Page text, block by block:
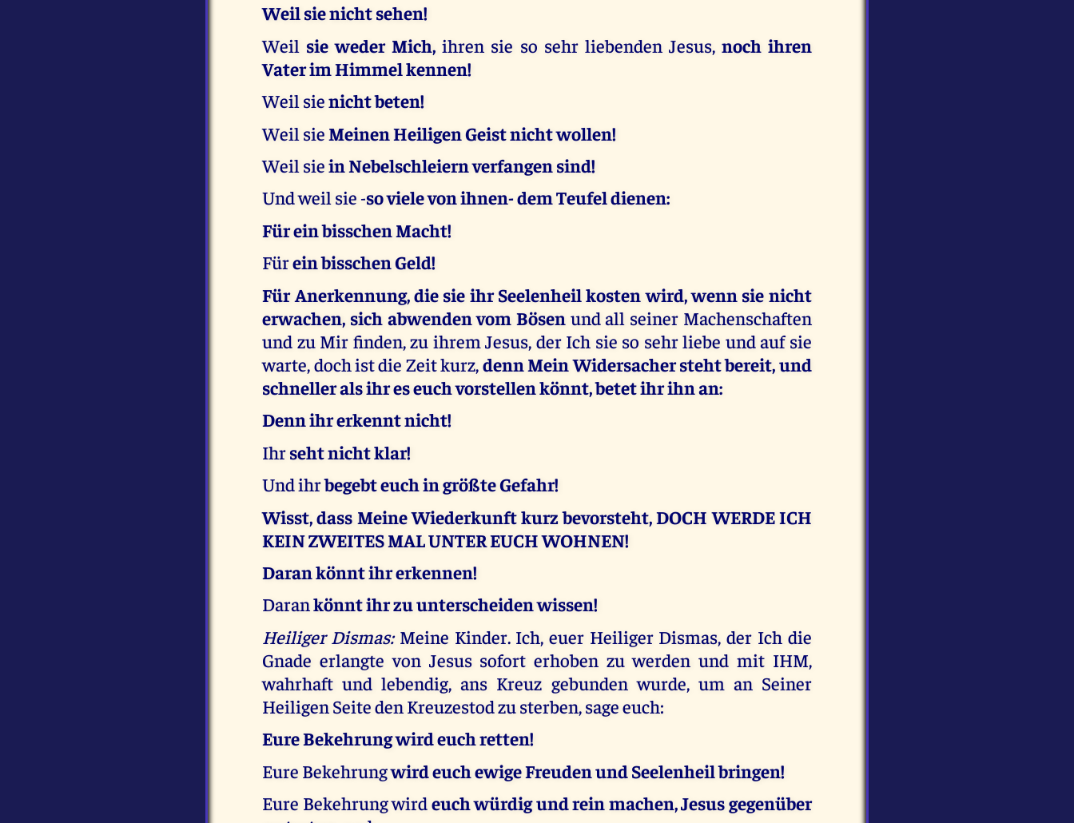
Weil sie nicht sehen!
Weil sie weder Mich,ihren sie so sehr liebenden Jesus, noch ihren
Vater im Himmel kennen!
Weil sienicht beten!
Weil sie Meinen Heiligen Geist nicht wollen!
Weil siein Nebelschleiern verfangen sind!
Und weil sie -so viele von ihnen- dem Teufel dienen:
Für ein bisschen Macht!
Fürein bisschen Geld!
Für Anerkennung, die sie ihr Seelenheil kosten wird, wenn sie nicht
erwachen, sich abwenden vom Bösen und all seiner Machenschaften
und zu Mir finden, zu ihrem Jesus, der Ich sie so sehr liebe und auf sie
warte, doch ist die Zeit kurz,denn Mein Widersacher steht bereit, und
schneller als ihr es euch vorstellen könnt, betet ihr ihn an:
Denn ihr erkennt nicht!
Ihrseht nicht klar!
Und ihrbegebt euch in größte Gefahr!
Wisst, dass Meine Wiederkunft kurz bevorsteht, DOCH WERDE ICH
KEIN ZWEITES MAL UNTER EUCH WOHNEN!
Daran könnt ihr erkennen!
Darankönnt ihr zu unterscheiden wissen!
Heiliger Dismas: Meine Kinder. Ich, euer Heiliger Dismas, der Ich die
Gnade erlangte von Jesus sofort erhoben zu werden und mit IHM,
wahrhaft und lebendig, ans Kreuz gebunden wurde, um an Seiner
Heiligen Seite den Kreuzestod zu sterben, sage euch:
Eure Bekehrung wird euch retten!
Eure Bekehrungwird euch ewige Freuden und Seelenheil bringen!
Eure Bekehrung wirdeuch würdig und rein machen, Jesus gegenüber